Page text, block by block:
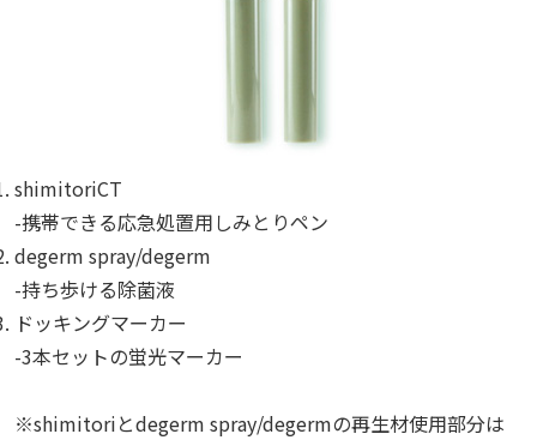
shimitoriCT
-携帯できる応急処置用しみとりペン
degerm spray/degerm
-持ち歩ける除菌液
ドッキングマーカー
-3本セットの蛍光マーカー
※shimitoriとdegerm spray/degermの再生材使用部分は